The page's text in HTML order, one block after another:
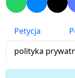
Petycja
polityka